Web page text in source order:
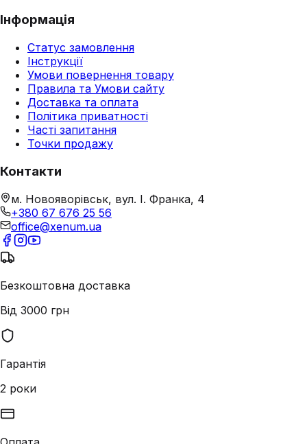
Інформація
Статус замовлення
Інструкції
Умови повернення товару
Правила та Умови сайту
Доставка та оплата
Політика приватності
Часті запитання
Точки продажу
Контакти
м. Новояворівськ, вул. І. Франка, 4
+380 67 676 25 56
office@xenum.ua
Безкоштовна доставка
Від 3000 грн
Гарантія
2 роки